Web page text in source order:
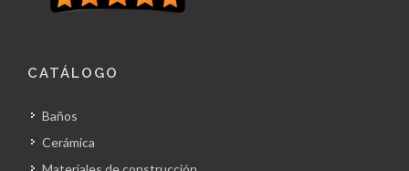
CATÁLOGO
Baños
Cerámica